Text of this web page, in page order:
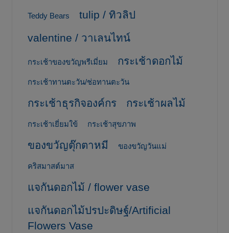
Teddy Bears
tulip / ทิวลิป
valentine / วาเลนไทน์
กระเช้าของขวัญพรีเมี่ยม กระเช้าดอกไม้
กระเช้าทานตะวัน/ช่อทานตะวัน
กระเช้าธุรกิจองค์กร กระเช้าผลไม้
กระเช้าเยี่ยมใข้ กระเช้าสุขภาพ
ของขวัญตุ๊กตาหมี ของขวัญวันแม่
คริสมาสต์มาส
แจกันดอกไม้ / flower vase
แจกันดอกไม้ปรปะดิษฐ์/Artificial
Flowers Vase